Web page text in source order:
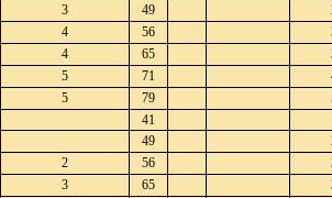
3 49
4 56
4 65
5 71
5 79
41
49
2 56
3 65